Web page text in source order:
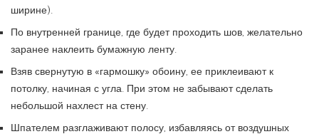
ширине).
По внутренней границе, где будет проходить шов, желательно
заранее наклеить бумажную ленту.
Взяв свернутую в «гармошку» обоину, ее приклеивают к
потолку, начиная с угла. При этом не забывают сделать
небольшой нахлест на стену.
Шпателем разглаживают полосу, избавляясь от воздушных